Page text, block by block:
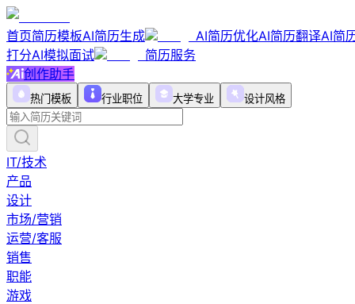
首页简历模板AI简历生成 AI简历优化AI简历翻译AI简
打分AI模拟面试
简历服务
创作助手
热门模板 行业职位 大学专业 设计风格
IT/技术
产品
设计
市场/营销
运营/客服
销售
职能
游戏